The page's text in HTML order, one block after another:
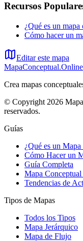
Recursos
¿Qué es un mapa
Cómo hacer un
Editar este mapa
MapaConceptual.Online
Crea mapas
© Copyright 2026
reservados.
Guías
¿Qué es un
Cómo Hacer un
Guía Completa
Mapa
Tendencias de
Tipos de Mapas
Todos los Tipos
Mapa Jerárquico
Mapa de Flujo